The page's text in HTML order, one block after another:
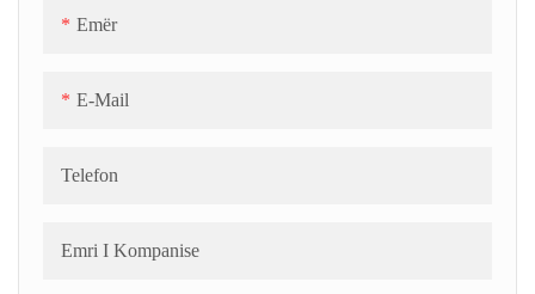
Emër
E-Mail
Telefon
Emri I Kompanise